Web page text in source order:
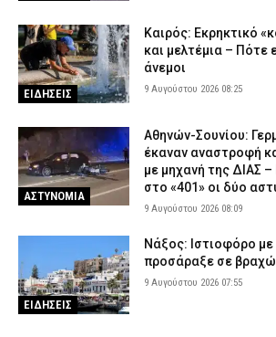
ΕΙΔΗΣΕΙΣ
Καιρός: Eκρηκτικό
και μελτέμια – Πότε
άνεμοι
9 Αυγούστου 2026 08:25
ΑΣΤΥΝΟΜΙΑ
Αθηνών-Σουνίου:
έκαναν αναστροφή
με μηχανή της ΔΙΑΣ
στο «401» οι δύο
9 Αυγούστου 2026 08:09
ΕΙΔΗΣΕΙΣ
Νάξος: Ιστιοφόρο με
προσάραξε σε
9 Αυγούστου 2026 07:55